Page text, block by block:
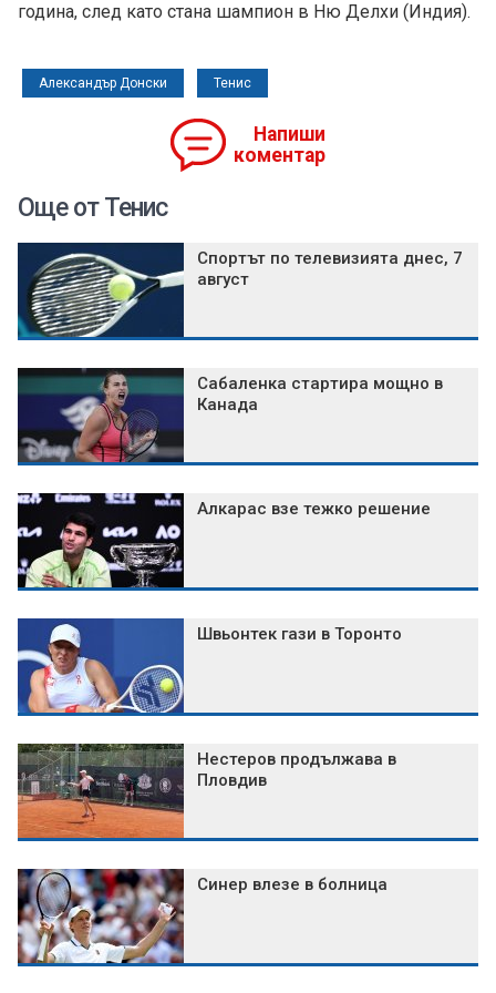
година, след като стана шампион в Ню Делхи (Индия).
Александър Донски Тенис
Напиши
коментар
Още от Тенис
Спортът по телевизията днес, 7
август
Сабаленка стартира мощно в
Канада
Алкарас взе тежко решение
Швьонтек гази в Торонто
Нестеров продължава в
Пловдив
Синер влезе в болница